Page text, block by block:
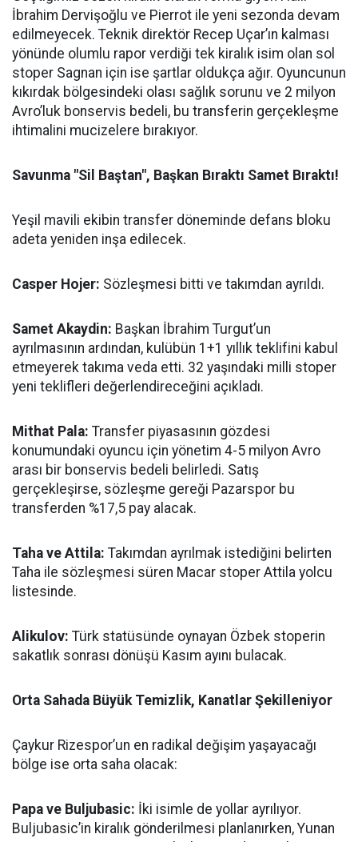
İbrahim Dervişoğlu ve Pierrot ile yeni sezonda devam
edilmeyecek. Teknik direktör Recep Uçar’ın kalması
yönünde olumlu rapor verdiği tek kiralık isim olan sol
stoper Sagnan için ise şartlar oldukça ağır. Oyuncunun
kıkırdak bölgesindeki olası sağlık sorunu ve 2 milyon
Avro’luk bonservis bedeli, bu transferin gerçekleşme
ihtimalini mucizelere bırakıyor.
Savunma "Sil Baştan", Başkan Bıraktı Samet Bıraktı!
Yeşil mavili ekibin transfer döneminde defans bloku
adeta yeniden inşa edilecek.
Casper Hojer: Sözleşmesi bitti ve takımdan ayrıldı.
Samet Akaydin: Başkan İbrahim Turgut’un
ayrılmasının ardından, kulübün 1+1 yıllık teklifini kabul
etmeyerek takıma veda etti. 32 yaşındaki milli stoper
yeni teklifleri değerlendireceğini açıkladı.
Mithat Pala: Transfer piyasasının gözdesi
konumundaki oyuncu için yönetim 4-5 milyon Avro
arası bir bonservis bedeli belirledi. Satış
gerçekleşirse, sözleşme gereği Pazarspor bu
transferden %17,5 pay alacak.
Taha ve Attila: Takımdan ayrılmak istediğini belirten
Taha ile sözleşmesi süren Macar stoper Attila yolcu
listesinde.
Alikulov: Türk statüsünde oynayan Özbek stoperin
sakatlık sonrası dönüşü Kasım ayını bulacak.
Orta Sahada Büyük Temizlik, Kanatlar Şekilleniyor
Çaykur Rizespor’un en radikal değişim yaşayacağı
bölge ise orta saha olacak:
Papa ve Buljubasic: İki isimle de yollar ayrılıyor.
Buljubasic’in kiralık gönderilmesi planlanırken, Yunan